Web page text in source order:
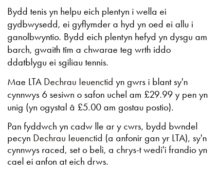
Bydd tenis yn helpu eich plentyn i wella ei
gydbwysedd, ei gyflymder a hyd yn oed ei allu i
ganolbwyntio. Bydd eich plentyn hefyd yn dysgu am
barch, gwaith tîm a chwarae teg wrth iddo
ddatblygu ei sgiliau tennis.
Mae LTA Dechrau Ieuenctid yn gwrs i blant sy'n
cynnwys 6 sesiwn o safon uchel am £29.99 y pen yn
unig (yn ogystal â £5.00 am gostau postio).
Pan fyddwch yn cadw lle ar y cwrs, bydd bwndel
pecyn Dechrau Ieuenctid (a anfonir gan yr LTA), sy'n
cynnwys raced, set o beli, a chrys-t wedi'i frandio yn
cael ei anfon at eich drws.